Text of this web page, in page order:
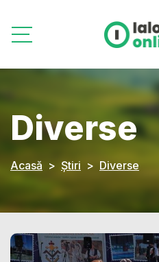
Diverse
Acasă Știri Diverse